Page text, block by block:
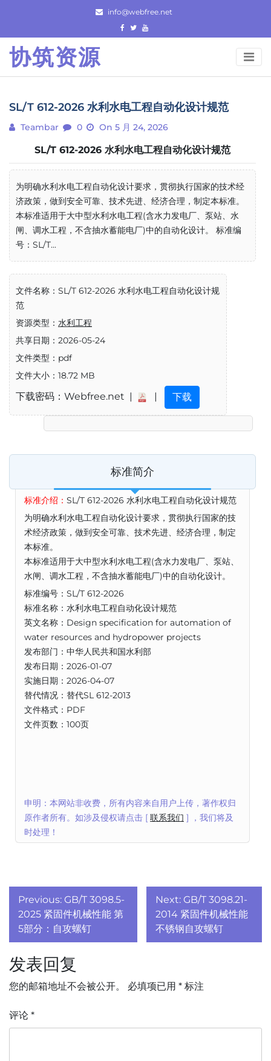
content
info@webfree.net
协筑资源
SL/T 612-2026 水利水电工程自动化设计规范
Teambar 0 On 5 月 24, 2026
SL/T 612-2026 水利水电工程自动化设计规范
为明确水利水电工程自动化设计要求，贯彻执行国家的技术经
济政策，做到安全可靠、技术先进、经济合理，制定本标准。
本标准适用于大中型水利水电工程(含水力发电厂、泵站、水
闸、调水工程，不含抽水蓄能电厂)中的自动化设计。 标准编
号：SL/T...
文件名称：SL/T 612-2026 水利水电工程自动化设计规
范
资源类型： 水利工程
共享日期：2026-05-24
文件类型：pdf
文件大小：18.72 MB
下载密码：Webfree.net | | 下载
标准简介
标准介绍： SL/T 612-2026 水利水电工程自动化设计规范
为明确水利水电工程自动化设计要求，贯彻执行国家的技
术经济政策，做到安全可靠、技术先进、经济合理，制定
本标准。
本标准适用于大中型水利水电工程(含水力发电厂、泵站、
水闸、调水工程，不含抽水蓄能电厂)中的自动化设计。
标准编号：SL/T 612-2026
标准名称：水利水电工程自动化设计规范
英文名称：Design specification for automation of
water resources and hydropower projects
发布部门：中华人民共和国水利部
发布日期：2026-01-07
实施日期：2026-04-07
替代情况：替代SL 612-2013
文件格式：PDF
文件页数：100页
申明：本网站非收费，所有内容来自用户上传，著作权归
原作者所有。如涉及侵权请点击 [ 联系我们 ] ，我们将及
时处理！
文
章
导
航
Previous: GB/T 3098.5-
2025 紧固件机械性能 第
5部分：自攻螺钉
Next: GB/T 3098.21-
2014 紧固件机械性能
不锈钢自攻螺钉
发表回复
您的邮箱地址不会被公开。 必填项已用 * 标注
评论 *